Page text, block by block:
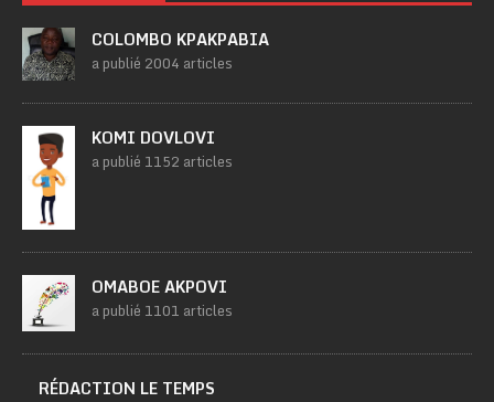
COLOMBO KPAKPABIA
a publié 2004 articles
KOMI DOVLOVI
a publié 1152 articles
OMABOE AKPOVI
a publié 1101 articles
RÉDACTION LE TEMPS